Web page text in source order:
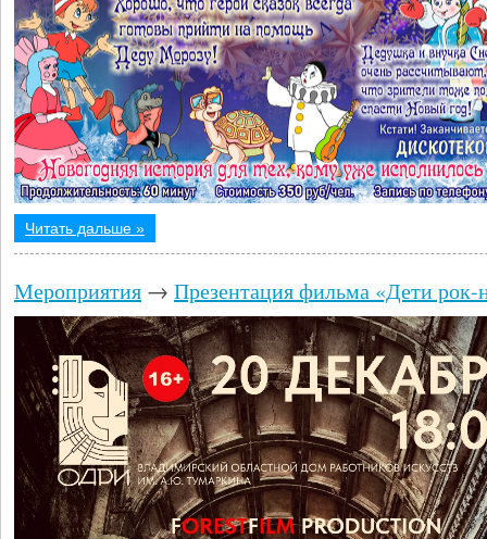
Читать дальше »
Мероприятия → Презентация фильма «Дети рок-